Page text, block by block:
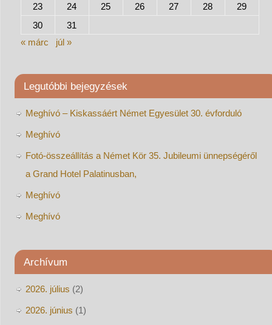
23
24 25 26 27 28
29
30
31
« márc
júl »
Legutóbbi bejegyzések
Meghívó – Kiskassáért Német Egyesület 30. évforduló
Meghívó
Fotó-összeállítás a Német Kör 35. Jubileumi ünnepségéről
a Grand Hotel Palatinusban,
Meghívó
Meghívó
Archívum
2026. július (2)
2026. június (1)